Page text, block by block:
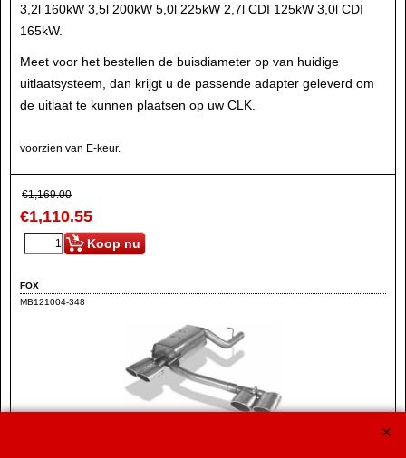
3,2l 160kW 3,5l 200kW 5,0l 225kW 2,7l CDI 125kW 3,0l CDI
165kW.
Meet voor het bestellen de buisdiameter op van huidige
uitlaatsysteem, dan krijgt u de passende adapter geleverd om
de uitlaat te kunnen plaatsen op uw CLK.
voorzien van E-keur.
€1,169.00
€1,110.55
Koop nu
FOX
MB121004-348